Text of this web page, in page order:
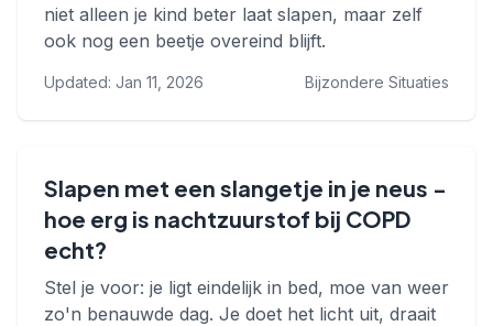
niet alleen je kind beter laat slapen, maar zelf
ook nog een beetje overeind blijft.
Updated: Jan 11, 2026 Bijzondere Situaties
Slapen met een slangetje in je neus -
hoe erg is nachtzuurstof bij COPD
echt?
Stel je voor: je ligt eindelijk in bed, moe van weer
zo'n benauwde dag. Je doet het licht uit, draait